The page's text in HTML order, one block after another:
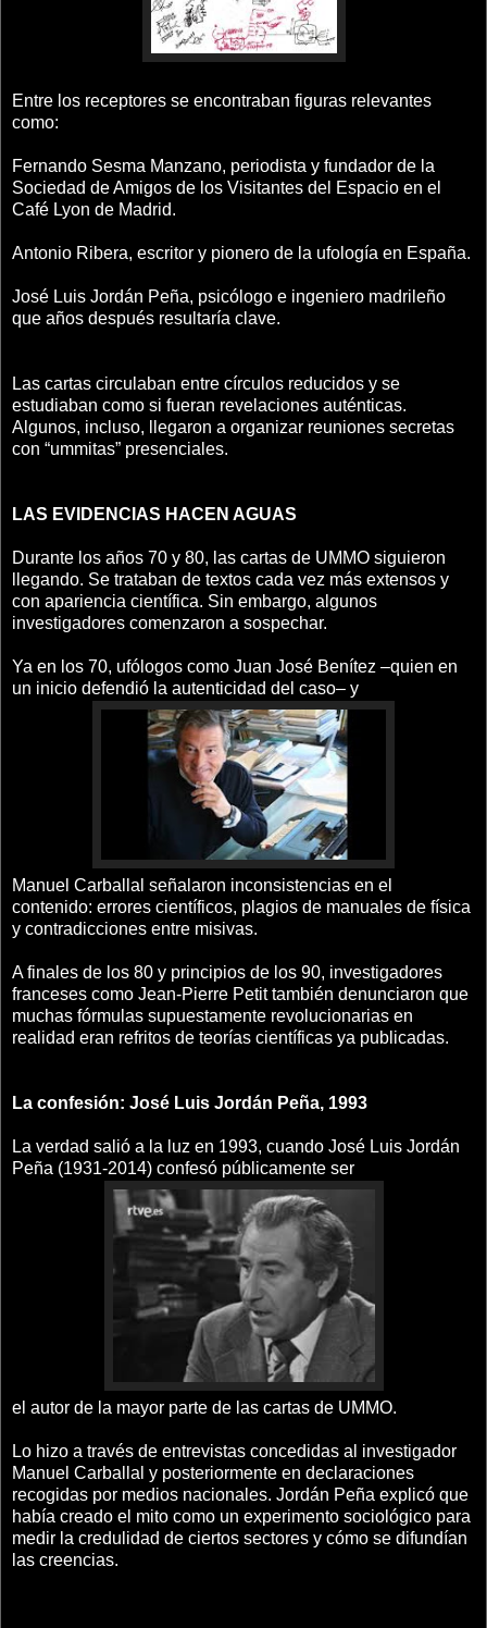
Entre los receptores se encontraban figuras relevantes
como:
Fernando Sesma Manzano, periodista y fundador de la
Sociedad de Amigos de los Visitantes del Espacio en el
Café Lyon de Madrid.
Antonio Ribera, escritor y pionero de la ufología en España.
José Luis Jordán Peña, psicólogo e ingeniero madrileño
que años después resultaría clave.
Las cartas circulaban entre círculos reducidos y se
estudiaban como si fueran revelaciones auténticas.
Algunos, incluso, llegaron a organizar reuniones secretas
con “ummitas” presenciales.
LAS EVIDENCIAS HACEN AGUAS
Durante los años 70 y 80, las cartas de UMMO siguieron
llegando. Se trataban de textos cada vez más extensos y
con apariencia científica. Sin embargo, algunos
investigadores comenzaron a sospechar.
Ya en los 70, ufólogos como Juan José Benítez –quien en
un inicio defendió la autenticidad del caso– y
Manuel Carballal señalaron inconsistencias en el
contenido: errores científicos, plagios de manuales de física
y contradicciones entre misivas.
A finales de los 80 y principios de los 90, investigadores
franceses como Jean-Pierre Petit también denunciaron que
muchas fórmulas supuestamente revolucionarias en
realidad eran refritos de teorías científicas ya publicadas.
La confesión: José Luis Jordán Peña, 1993
La verdad salió a la luz en 1993, cuando José Luis Jordán
Peña (1931-2014) confesó públicamente ser
el autor de la mayor parte de las cartas de UMMO.
Lo hizo a través de entrevistas concedidas al investigador
Manuel Carballal y posteriormente en declaraciones
recogidas por medios nacionales. Jordán Peña explicó que
había creado el mito como un experimento sociológico para
medir la credulidad de ciertos sectores y cómo se difundían
las creencias.